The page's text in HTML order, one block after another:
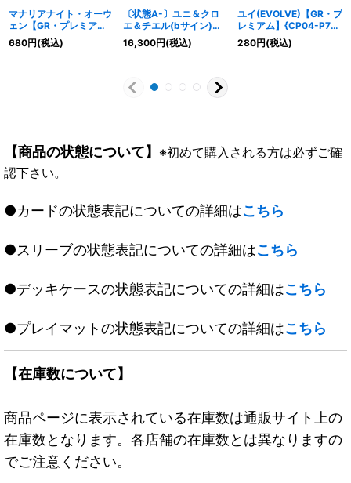
マナリアナイト・オーウ
ェン【GR・プレミア
ム】{DSD01a-P01}《ウ
ィッチ》
680円(税込)
〔状態A-〕ユニ＆クロ
エ＆チエル(bサイン)
【SP】{CP04-SP06b}
《ウィッチ》
16,300円(税込)
ユイ(EVOLVE)【GR・プ
レミアム】{CP04-P72}
《ビショップ》
280円(税込)
【商品の状態について】 ※初めて購入される方は必ずご確
認下さい。
●カードの状態表記についての詳細はこちら
●スリーブの状態表記についての詳細はこちら
●デッキケースの状態表記についての詳細はこちら
●プレイマットの状態表記についての詳細はこちら
【在庫数について】
商品ページに表示されている在庫数は通販サイト上の
在庫数となります。各店舗の在庫数とは異なりますの
でご注意ください。